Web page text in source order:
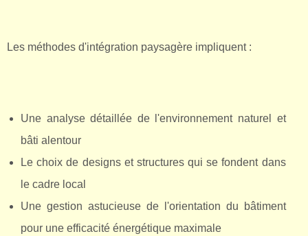
Les méthodes d'intégration paysagère impliquent :
Une analyse détaillée de l'environnement naturel et
bâti alentour
Le choix de designs et structures qui se fondent dans
le cadre local
Une gestion astucieuse de l'orientation du bâtiment
pour une efficacité énergétique maximale